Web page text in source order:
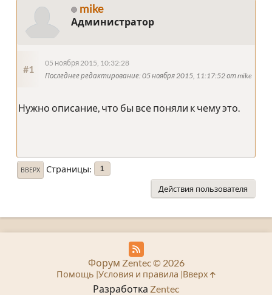
mike
Администратор
#1
05 ноября 2015, 10:32:28
Последнее редактирование: 05 ноября 2015, 11:17:52 от mike
Нужно описание, что бы все поняли к чему это.
ВВЕРХ Страницы 1
Действия пользователя
Разработка Zentec
Форум Zentec © 2026
Помощь Условия и правила Вверх